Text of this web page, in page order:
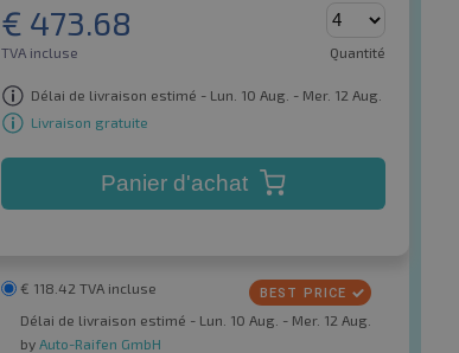
€ 473.68
TVA incluse Quantité
Délai de livraison estimé - Lun. 10 Aug. - Mer. 12 Aug.
Livraison gratuite
Panier d'achat
€ 118.42 TVA incluse
Délai de livraison estimé - Lun. 10 Aug. - Mer. 12 Aug.
by Auto-Raifen GmbH